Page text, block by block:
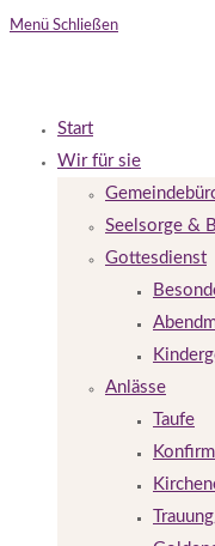
Menü Schließen
Start
Wir für sie
Seelsorge &
Gottesdienst
Anlässe
Taufe